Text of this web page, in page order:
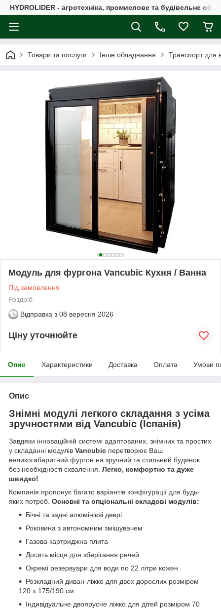
HYDROLIDER - агротехніка, промислове та будівельне
Товари та послуги Інше обладнання Транспорт для
Модуль для фургона Vancubic Кухня / Ванна
Під замовлення
Роздріб
Відправка з 08 вересня 2026
Ціну уточнюйте
Опис Характеристики Доставка Оплата Умови
Опис
Знімні модулі легкого складання з усіма
зручностями від Vancubic (Іспанія)
Завдяки інноваційній системі адаптованих, знімних та простих
у складанні модулів Vancubic перетворює Ваш
великогабаритний фургон на зручний та стильний будинок
без необхідності схвалення. Легко, комфортно та дуже
швидко!
Компанія пропонує багато варіантів конфігурації для будь-
яких потреб. Основні та опціональні складові модулів:
Бічні та задні алюмінієві двері
Роковина з автономним змішувачем
Газова картриджна плита
Досить місця для зберігання речей
Окремі резервуари для води по 22 літри кожен
Розкладний диван-ліжко для двох дорослих розміром
120 x 175/190 см
Індивідуальне двоярусне ліжко для дітей розміром 70